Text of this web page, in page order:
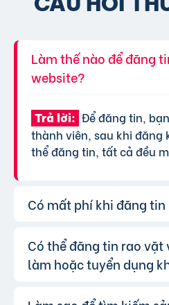
Làm thế nào để đăng
website?
Trả lời: Để đăng tin,
thành viên, sau khi đăng
thể đăng tin, tất cả đều
Có mất phí khi đăng
Trả lời: Chúng tôi cung
phí cơ bản cho tất cả
tăng hiệu quả quảng cáo
thị, bạn có thể lựa chọn
Có thể đăng tin rao vặt
làm hoặc tuyển dụng